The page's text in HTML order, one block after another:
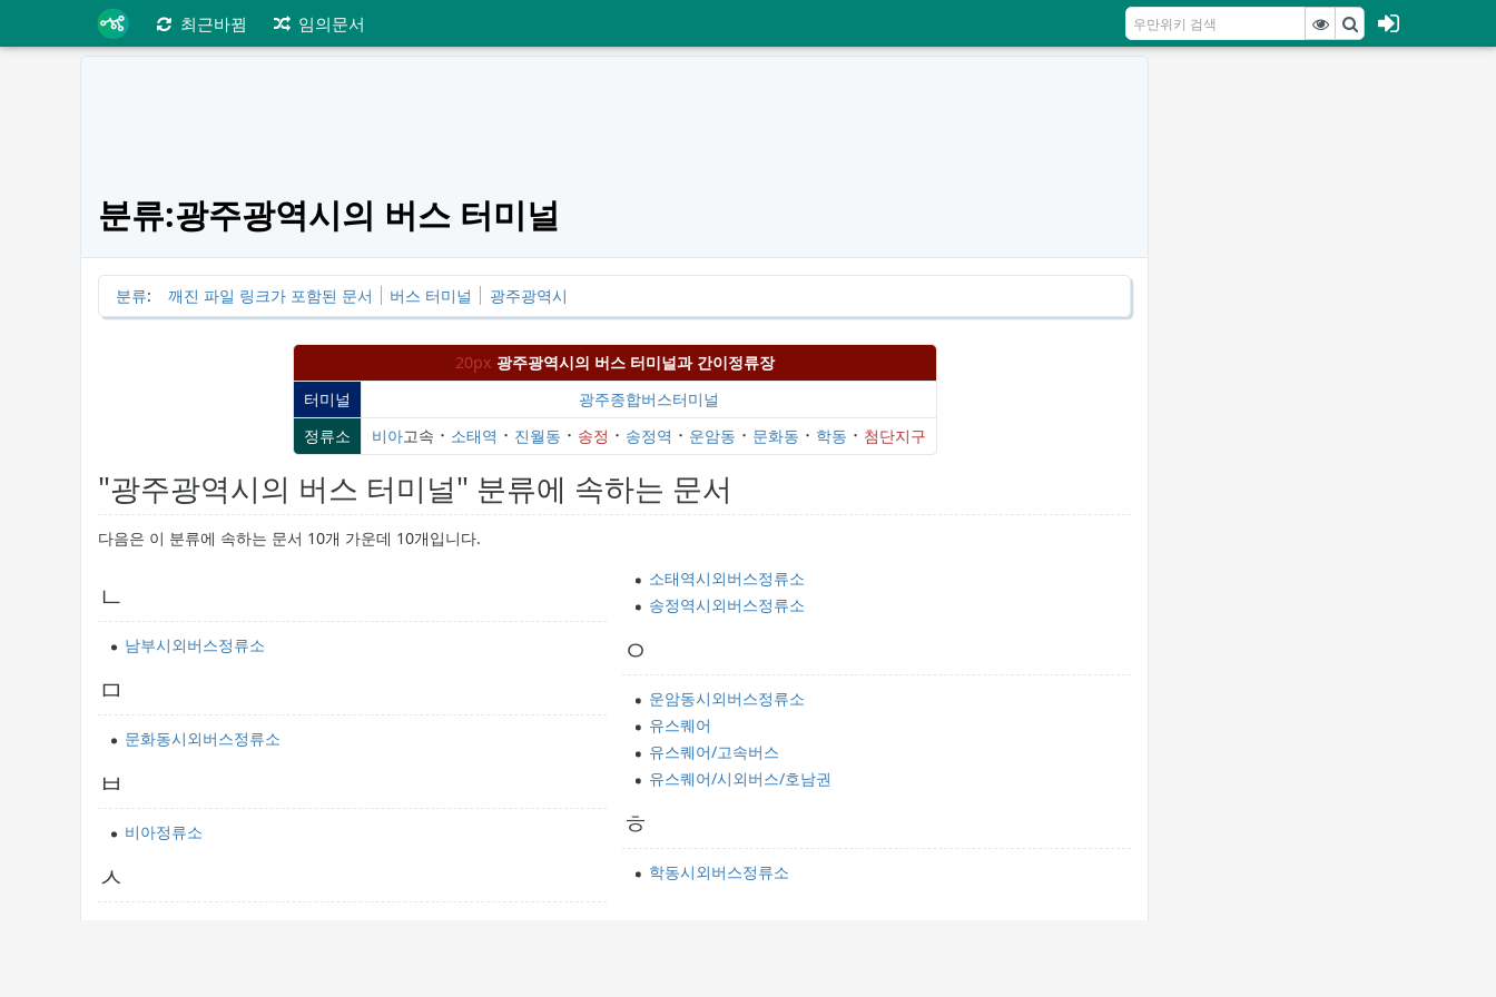
최근바뀜 임의문서
분류:광주광역시의 버스 터미널
분류: 깨진 파일 링크가 포함된 문서 버스 터미널 광주광역시
20px 광주광역시의 버스 터미널과 간이정류장
터미널
광주종합버스터미널
정류소
비아고속 ･ 소태역 ･ 진월동 ･ 송정 ･ 송정역 ･ 운암동 ･ 문화동 ･ 학동 ･ 첨단지구
"광주광역시의 버스 터미널" 분류에 속하는 문서
다음은 이 분류에 속하는 문서 10개 가운데 10개입니다.
ㄴ
남부시외버스정류소
ㅁ
문화동시외버스정류소
ㅂ
비아정류소
ㅅ
소태역시외버스정류소
송정역시외버스정류소
ㅇ
운암동시외버스정류소
유스퀘어
유스퀘어/고속버스
유스퀘어/시외버스/호남권
ㅎ
학동시외버스정류소